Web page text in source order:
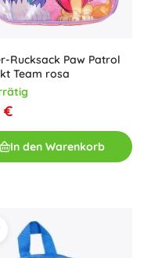
Rucksack Paw Patrol
Team rosa
€
In den Warenkorb